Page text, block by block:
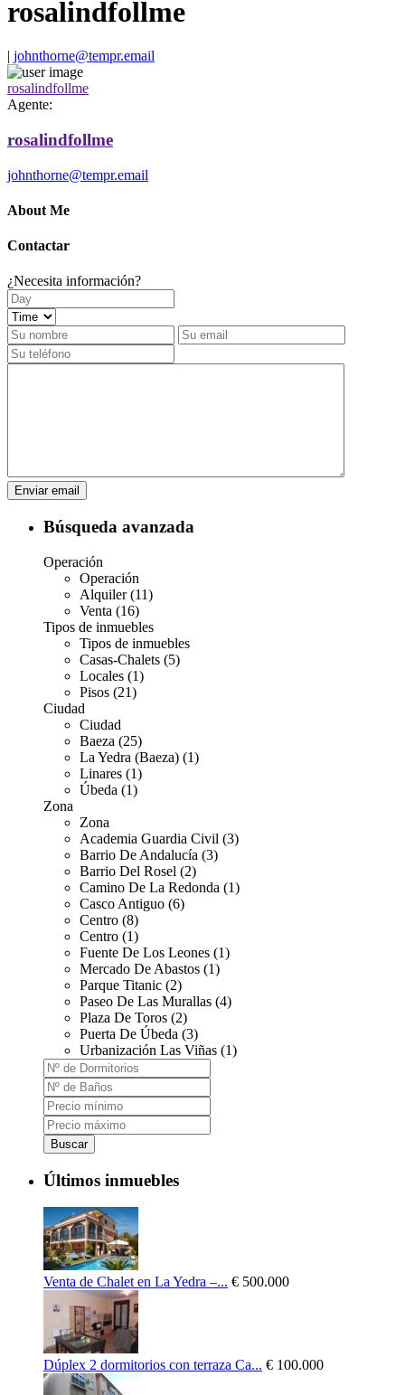
rosalindfollme
| johnthorne@tempr.email
rosalindfollme
Agente:
rosalindfollme
johnthorne@tempr.email
About Me
Contactar
¿Necesita información?
Búsqueda avanzada
Operación
Operación
Alquiler (11)
Venta (16)
Tipos de inmuebles
Tipos de inmuebles
Casas-Chalets (5)
Locales (1)
Pisos (21)
Ciudad
Ciudad
Baeza (25)
La Yedra (Baeza) (1)
Linares (1)
Úbeda (1)
Zona
Zona
Academia Guardia Civil (3)
Barrio De Andalucía (3)
Barrio Del Rosel (2)
Camino De La Redonda (1)
Casco Antiguo (6)
Centro (8)
Centro (1)
Fuente De Los Leones (1)
Mercado De Abastos (1)
Parque Titanic (2)
Paseo De Las Murallas (4)
Plaza De Toros (2)
Puerta De Úbeda (3)
Urbanización Las Viñas (1)
Buscar
Últimos inmuebles
Venta de Chalet en La Yedra –... € 500.000
Dúplex 2 dormitorios con terraza Ca... € 100.000